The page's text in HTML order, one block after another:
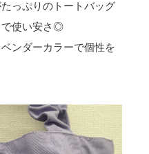
っぷりのトートバッグ
で使い安さ◎
ンダーカラーで個性を